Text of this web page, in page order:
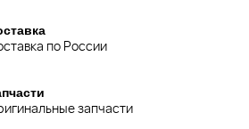
по России
запчасти